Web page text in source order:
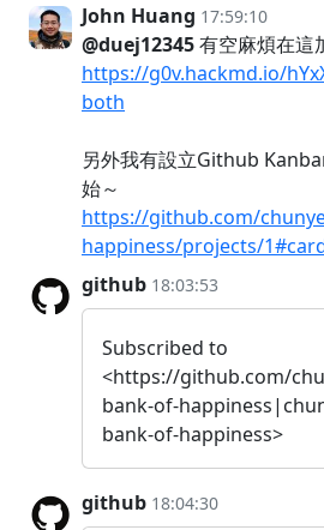
John Huang 17:59:10
@duej12345有空麻煩在這
https://g0v.hackmd.io/
both
另外我有設立Github
始～
https://github.com/
happiness/projects/
github 18:03:53
Subscribed to
<https://github.com/
bank-of-
bank-of-happiness>
github 18:04:30